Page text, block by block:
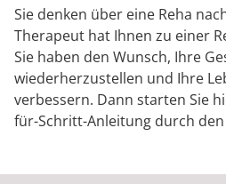
Karriere
Sie denken über eine Reha
Therapeut hat Ihnen zu einer
Sie haben den Wunsch, Ihre
wiederherzustellen und Ihre
verbessern. Dann starten Sie
für-Schritt-Anleitung durch